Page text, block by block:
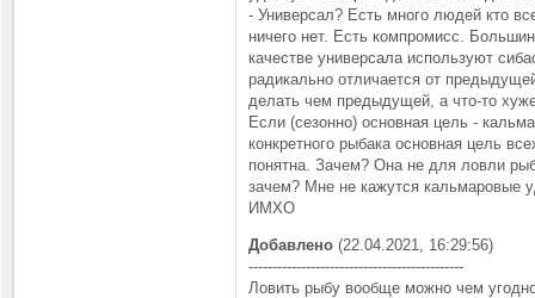
- Универсал? Есть много людей кто
ничего нет. Есть компромисс.
качестве универсала используют
радикально отличается от
делать чем предыдущей, а что-то
Если (сезонно) основная цель -
конкретного рыбака основная цель
понятна. Зачем? Она не для ловли
зачем? Мне не кажутся кальмаровые
ИМХО
Добавлено (22.04.2021, 16:29:56)
---------------------------------------------
Ловить рыбу вообще можно чем